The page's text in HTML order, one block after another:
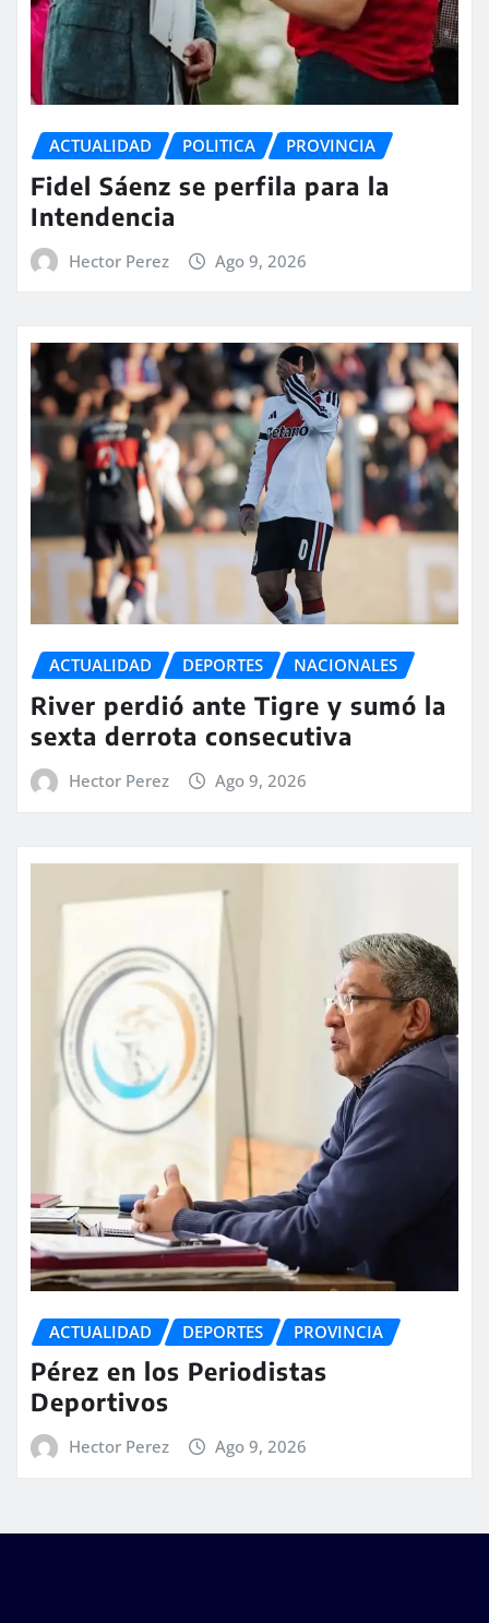
ACTUALIDAD POLITICA PROVINCIA
Fidel Sáenz se perfila para la
Intendencia
Hector Perez Ago 9, 2026
ACTUALIDAD DEPORTES NACIONALES
River perdió ante Tigre y sumó la
sexta derrota consecutiva
Hector Perez Ago 9, 2026
ACTUALIDAD DEPORTES PROVINCIA
Pérez en los Periodistas
Deportivos
Hector Perez Ago 9, 2026